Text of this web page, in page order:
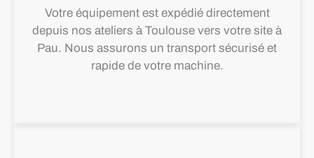
Votre équipement est expédié directement
depuis nos ateliers à Toulouse vers votre site à
Pau. Nous assurons un transport sécurisé et
rapide de votre machine.